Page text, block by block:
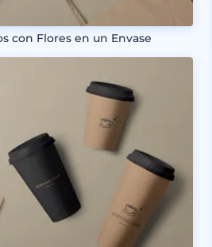
con Flores en un Envase